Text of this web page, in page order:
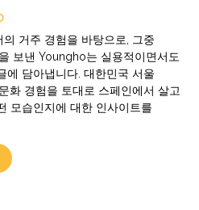
거주 경험을 바탕으로, 그중
보낸 Youngho는 실용적이면서도
에 담아냅니다. 대한민국 서울
화 경험을 토대로 스페인에서 살고
모습인지에 대한 인사이트를